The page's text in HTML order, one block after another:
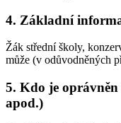
4. Základní
Žák střední školy,
může (v odůvodněných
5. Kdo je oprávněn
apod.)